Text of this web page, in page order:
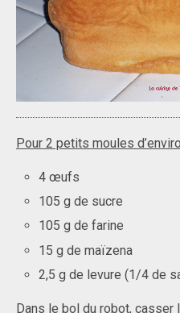
Pour 2 petits moules
4 œufs
105 g de sucre
105 g de farine
15 g de maïzena
2,5 g de levure (1/4 de
Dans le bol du robot,